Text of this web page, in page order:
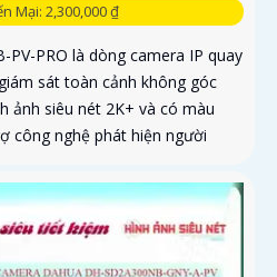
Mại: 2,300,000 ₫
PV-PRO là dòng camera IP quay
sát toàn cảnh không góc
ảnh siêu nét 2K+ và có màu
công nghệ phát hiện người